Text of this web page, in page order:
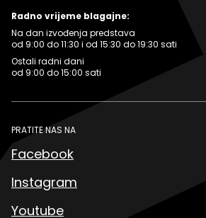
Radno vrijeme blagajne:
Na dan izvođenja predstava
od 9:00 do 11:30 i od 15:30 do 19:30 sati
Ostali radni dani
od 9:00 do 15:00 sati
PRATITE NAS NA
Facebook
Instagram
Youtube